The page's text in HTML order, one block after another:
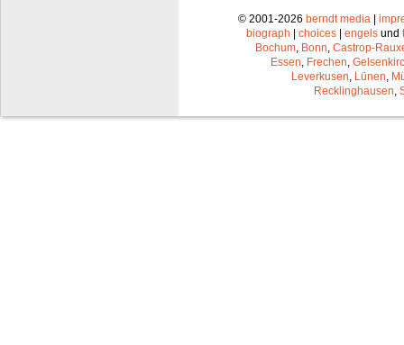
© 2001-2026 berndt media |
biograph | choices | engels und
Bochum Bonn Castrop-
Essen Frechen
Leverkusen Lünen
Recklinghausen